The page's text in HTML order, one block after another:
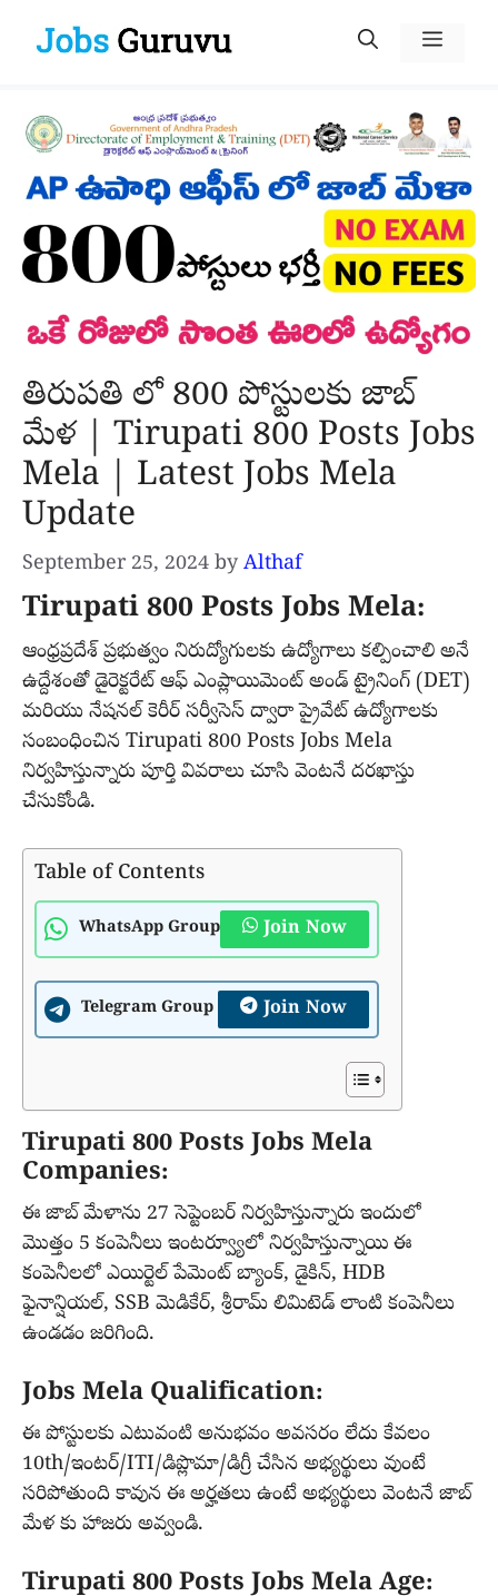
Menu
తిరుపతి లో 800 పోస్టులకు జాబ్
మేళ | Tirupati 800 Posts Jobs
Mela | Latest Jobs Mela
Update
September 25, 2024 by Althaf
Tirupati 800 Posts Jobs Mela:
ఆంధ్రప్రదేశ్ ప్రభుత్వం నిరుద్యోగులకు ఉద్యోగాలు కల్పించాలి అనే
ఉద్దేశంతో డైరెక్టరేట్ ఆఫ్ ఎంప్లాయిమెంట్ అండ్ ట్రైనింగ్ (DET)
మరియు నేషనల్ కెరీర్ సర్వీసెస్ ద్వారా ప్రైవేట్ ఉద్యోగాలకు
సంబంధించిన Tirupati 800 Posts Jobs Mela
నిర్వహిస్తున్నారు పూర్తి వివరాలు చూసి వెంటనే దరఖాస్తు
చేసుకోండి.
Table of Contents
WhatsApp Group Join Now
Telegram Group Join Now
Tirupati 800 Posts Jobs Mela
Companies:
ఈ జాబ్ మేళాను 27 సెప్టెంబర్ నిర్వహిస్తున్నారు ఇందులో
మొత్తం 5 కంపెనీలు ఇంటర్వ్యూలో నిర్వహిస్తున్నాయి ఈ
కంపెనీలలో ఎయిర్టెల్ పేమెంట్ బ్యాంక్, డైకిన్, HDB
ఫైనాన్షియల్, SSB మెడికేర్, శ్రీరామ్ లిమిటెడ్ లాంటి కంపెనీలు
ఉండడం జరిగింది.
Jobs Mela Qualification:
ఈ పోస్టులకు ఎటువంటి అనుభవం అవసరం లేదు కేవలం
10th/ఇంటర్/ITI/డిప్లొమా/డిగ్రీ చేసిన అభ్యర్థులు వుంటే
సరిపోతుంది కావున ఈ అర్హతలు ఉంటే అభ్యర్థులు వెంటనే జాబ్
మేళ కు హాజరు అవ్వండి.
Tirupati 800 Posts Jobs Mela Age: